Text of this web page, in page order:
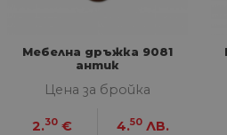
Мебелна дръжка 9081
антик
Цена за бройка
2.30 € 4.50 ЛВ.